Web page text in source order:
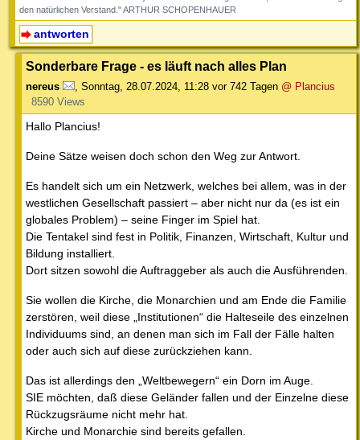
den natürlichen Verstand." ARTHUR SCHOPENHAUER
antworten
Sonderbare Frage - es läuft nach alles Plan
nereus Sonntag, 28.07.2024, 11:28 vor 742 Tagen @ Plancius
8590 Views
Hallo Plancius!
Deine Sätze weisen doch schon den Weg zur Antwort.
Es handelt sich um ein Netzwerk, welches bei allem, was in der
westlichen Gesellschaft passiert – aber nicht nur da (es ist ein
globales Problem) – seine Finger im Spiel hat.
Die Tentakel sind fest in Politik, Finanzen, Wirtschaft, Kultur und
Bildung installiert.
Dort sitzen sowohl die Auftraggeber als auch die Ausführenden.
Sie wollen die Kirche, die Monarchien und am Ende die Familie
zerstören, weil diese „Institutionen“ die Halteseile des einzelnen
Individuums sind, an denen man sich im Fall der Fälle halten
oder auch sich auf diese zurückziehen kann.
Das ist allerdings den „Weltbewegern“ ein Dorn im Auge.
SIE möchten, daß diese Geländer fallen und der Einzelne diese
Rückzugsräume nicht mehr hat.
Kirche und Monarchie sind bereits gefallen.